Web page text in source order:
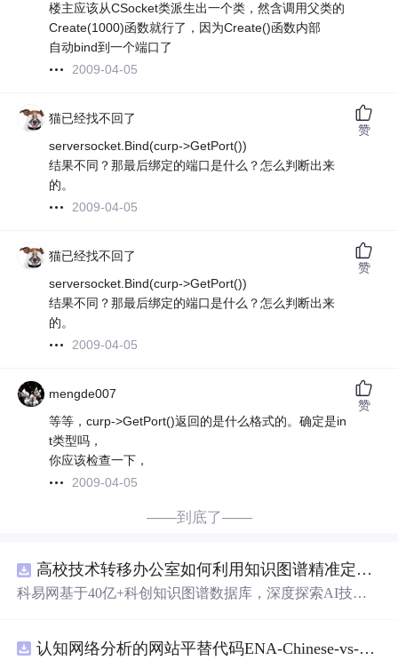
楼主应该从CSocket类派生出一个类，然含调用父类的
Create(1000)函数就行了，因为Create()函数内部
自动bind到一个端口了
2009-04-05
猫已经找不回了
serversocket.Bind(curp->GetPort())
结果不同？那最后绑定的端口是什么？怎么判断出来
的。
2009-04-05
赞
猫已经找不回了
serversocket.Bind(curp->GetPort())
结果不同？那最后绑定的端口是什么？怎么判断出来
的。
2009-04-05
赞
mengde007
等等，curp->GetPort()返回的是什么格式的。确定是in
t类型吗，
你应该检查一下，
2009-04-05
赞
——到底了——
高校技术转移办公室如何利用知识图谱精准定位产业需求与技术适配点？.docx
科易网基于40亿+科创知识图谱数据库，深度探索AI技术
新领域的AI+数智化解决方案，推动科技创新与产业创新认知网络分析的网站平替代码ENA-Chinese-vs-English-reproducible.zip